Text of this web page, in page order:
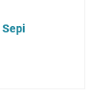
Sepi